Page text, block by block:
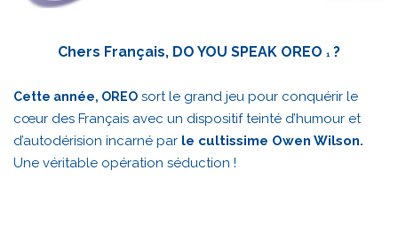
Chers Français, DO YOU SPEAK OREO 1 ?
Cette année, OREO sort le grand jeu pour conquérir le
cœur des Français avec un dispositif teinté d’humour et
d’autodérision incarné par le cultissime Owen Wilson.
Une véritable opération séduction !